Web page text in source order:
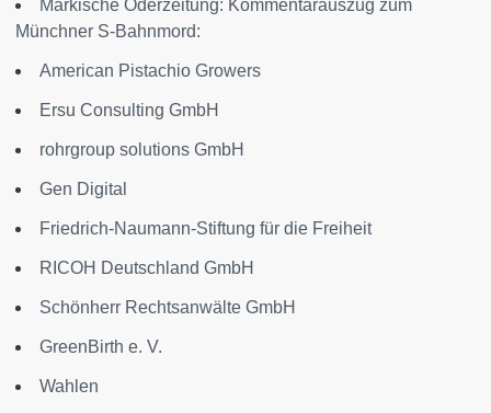
Märkische Oderzeitung: Kommentarauszug zum
Münchner S-Bahnmord:
American Pistachio Growers
Ersu Consulting GmbH
rohrgroup solutions GmbH
Gen Digital
Friedrich-Naumann-Stiftung für die Freiheit
RICOH Deutschland GmbH
Schönherr Rechtsanwälte GmbH
GreenBirth e. V.
Wahlen